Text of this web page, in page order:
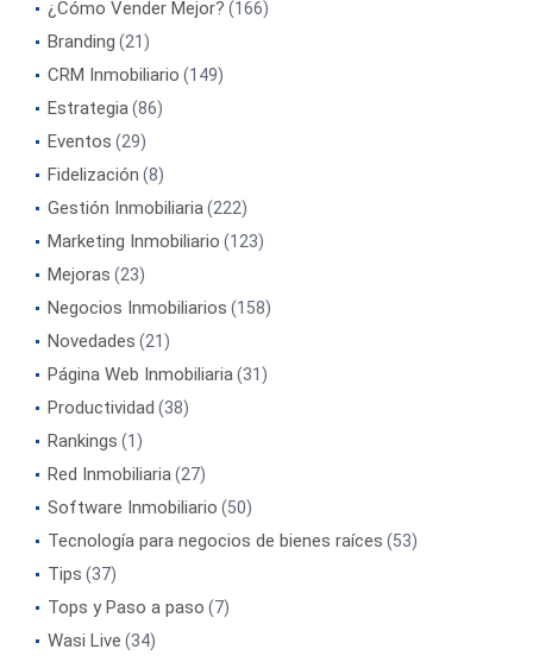
¿Cómo Vender Mejor? (166)
Branding (21)
CRM Inmobiliario (149)
Estrategia(86)
Eventos (29)
Fidelización (8)
Gestión Inmobiliaria(222)
Marketing Inmobiliario (123)
Mejoras (23)
Negocios Inmobiliarios (158)
Novedades (21)
Página Web Inmobiliaria(31)
Productividad (38)
Rankings (1)
Red Inmobiliaria(27)
Software Inmobiliario (50)
Tecnología para negocios de bienes raíces (53)
Tips (37)
Tops y Paso a paso (7)
Wasi Live (34)